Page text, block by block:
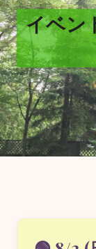
イベン